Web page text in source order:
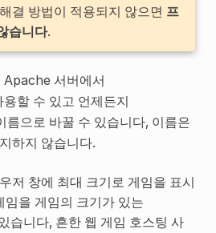
결 방법이 적용되지 않으면 프
습니다.
Apache 서버에서
용할 수 있고 언제든지
름으로 바꿀 수 있습니다, 이름은
하지 않습니다.
저 창에 최대 크기로 게임을 표시
임을 게임의 크기가 있는
습니다, 흔한 웹 게임 호스팅 사